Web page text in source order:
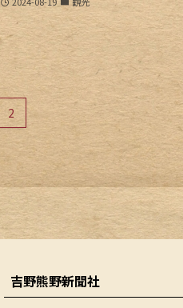
2
吉野熊野新聞社